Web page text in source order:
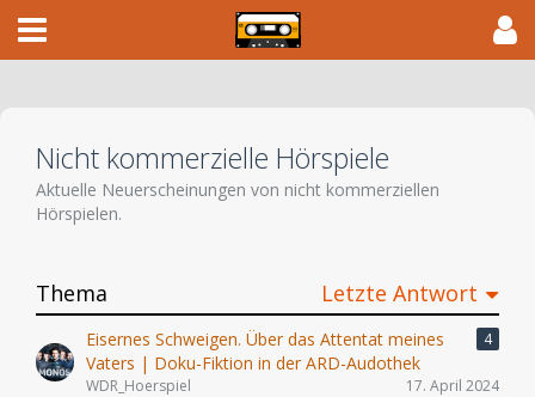
Nicht kommerzielle Hörspiele
Aktuelle Neuerscheinungen von nicht kommerziellen
Hörspielen.
Thema Letzte Antwort
Eisernes Schweigen. Über das Attentat meines
Vaters | Doku-Fiktion in der ARD-Audothek
4
WDR_Hoerspiel 17. April 2024